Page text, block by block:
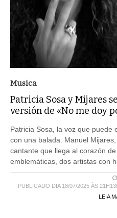
Musica
Patricia Sosa y Mijares
versión de «No me doy
Patricia Sosa, la voz que puede
con una balada. Manuel
cantante que llega al corazón
emblemáticas, dos artistas con
PUBLICADO DIA 18/07/2025 ÀS
LEIA